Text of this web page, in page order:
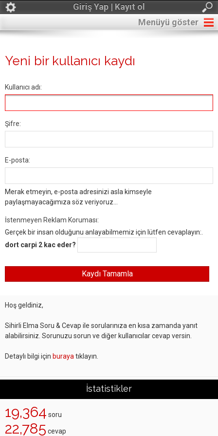
Giriş Yap | Kayıt ol
Menüyü göster
Yeni bir kullanıcı kaydı
Kullanıcı adı:
Şifre:
E-posta:
Merak etmeyin, e-posta adresinizi asla kimseyle
paylaşmayacağımıza söz veriyoruz...
İstenmeyen Reklam Koruması:
Gerçek bir insan olduğunu anlayabilmemiz için lütfen cevaplayın:.
dort carpi 2 kac eder?
Hoş geldiniz,
Sihirli Elma Soru & Cevap ile sorularınıza en kısa zamanda yanıt
alabilirsiniz. Sorunuzu sorun ve diğer kullanıcılar cevap versin.
Detaylı bilgi için buraya tıklayın.
İstatistikler
19,364 soru
22,785 cevap